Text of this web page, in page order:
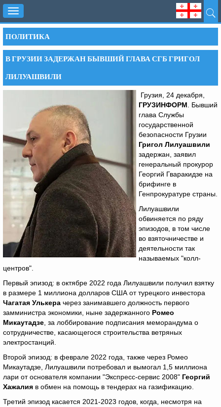
Toggle
navigation
ПОЛИТИКА
В ГРУЗИИ ЗАДЕРЖАН БЫВШИЙ ГЛАВА СГБ ГРИГОЛ
ЛИЛУАШВИЛИ
Грузия, 24 декабря,
ГРУЗИНФОРМ . Бывший
глава Службы
государственной
безопасности Грузии
Григол Лилуашвили
задержан, заявил
генеральный прокурор
Георгий Гваракидзе на
брифинге в
Генпрокуратуре страны.
Лилуашвили
обвиняется по ряду
эпизодов, в том числе
во взяточничестве и
деятельности так
называемых "колл-
центров".
Первый эпизод: в октябре 2022 года Лилуашвили получил взятку
в размере 1 миллиона долларов США от турецкого инвестора
Чагатая Улькера через занимавшего должность первого
замминистра экономики, ныне задержанного Ромео
Микаутадзе , за лоббирование подписания меморандума о
сотрудничестве, касающегося строительства ветряных
электростанций.
Второй эпизод: в феврале 2022 года, также через Ромео
Микаутадзе, Лилуашвили потребовал и вымогал 1,5 миллиона
лари от основателя компании "Экспресс-сервис 2008" Георгий
Хажалия в обмен на помощь в тендерах на газификацию.
Третий эпизод касается 2021-2023 годов, когда, несмотря на